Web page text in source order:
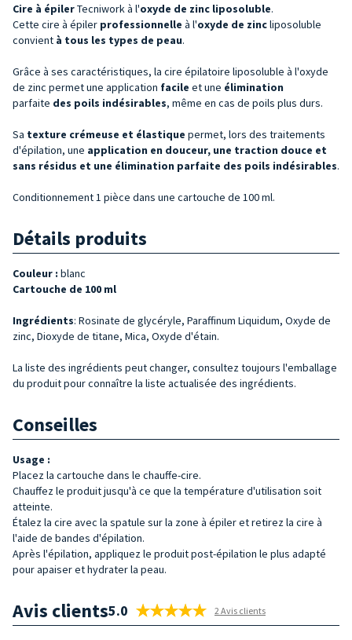
Cire à épilerTecniwork à l'oxyde de zinc liposoluble.
Cette cire à épiler professionnelle à l'oxyde de zincliposoluble
convient à tous les types de peau.
Grâce à ses caractéristiques, la cire épilatoire liposoluble à l'oxyde
de zinc permet une application facile et une élimination
parfaite des poils indésirables, même en cas de poils plus durs.
Sa texture crémeuse et élastique permet, lors des traitements
d'épilation, une application en douceur, une traction douce et
sans résidus et une élimination parfaite des poils indésirables.
Conditionnement 1 pièce dans une cartouche de 100 ml.
Détails produits
Couleur : blanc
Cartouche de 100 ml
Ingrédients: Rosinate de glycéryle, Paraffinum Liquidum, Oxyde de
zinc, Dioxyde de titane, Mica, Oxyde d'étain.
La liste des ingrédients peut changer, consultez toujours l'emballage
du produit pour connaître la liste actualisée des ingrédients.
Conseilles
Usage :
Placez la cartouche dans le chauffe-cire.
Chauffez le produit jusqu'à ce que la température d'utilisation soit
atteinte.
Étalez la cire avec la spatule sur la zone à épiler et retirez la cire à
l'aide de bandes d'épilation.
Après l'épilation, appliquez le produit post-épilation le plus adapté
pour apaiser et hydrater la peau.
Avis clients5.0 2 Avis clients